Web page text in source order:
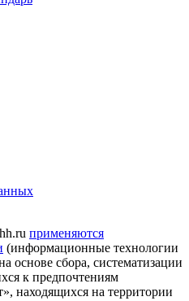
применяются
(информационные технологии
основе сбора, систематизации
к предпочтениям
находящихся на территории